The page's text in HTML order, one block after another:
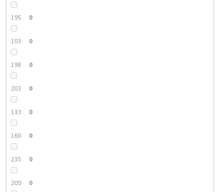
195 0
103 0
198 0
203 0
133 0
160 0
235 0
209 0